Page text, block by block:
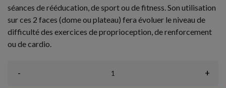
séances de rééducation, de sport ou de fitness. Son utilisation
sur ces 2 faces (dome ou plateau) fera évoluer le niveau de
difficulté des exercices de proprioception, de renforcement
ou de cardio.
- +